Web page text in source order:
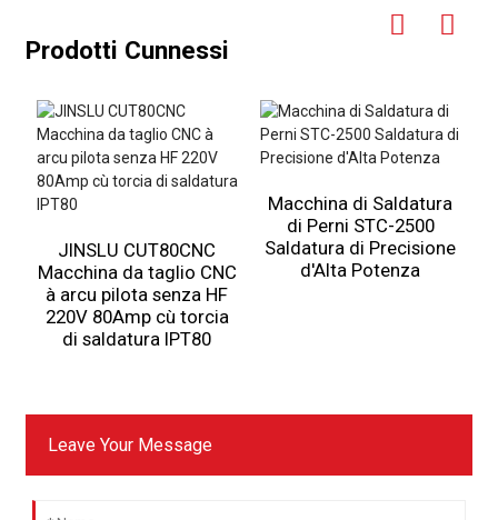
Prodotti Cunnessi
JINSLU CUT80CNC
Macchina da taglio CNC
à arcu pilota senza HF
220V 80Amp cù torcia
di saldatura IPT80
Macchina di Saldatura
di Perni STC-2500
Saldatura di Precisione
d'Alta Potenza
Leave Your Message